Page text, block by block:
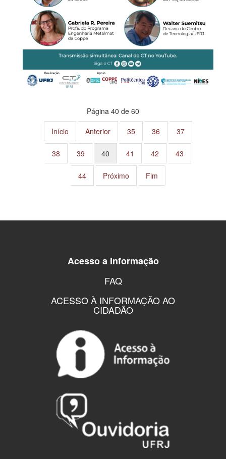
Página 40 de 60
Início
Anterior 35 36 37
38 39 40 41 42 43
44 Próximo Fim
Acesso a Informação
FAQ
ACESSO À INFORMAÇÃO AO
CIDADÃO